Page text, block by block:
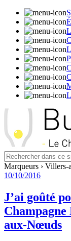
Marqueurs › Villers-
10/10/2016
J’ai goûté
aux-Nœuds